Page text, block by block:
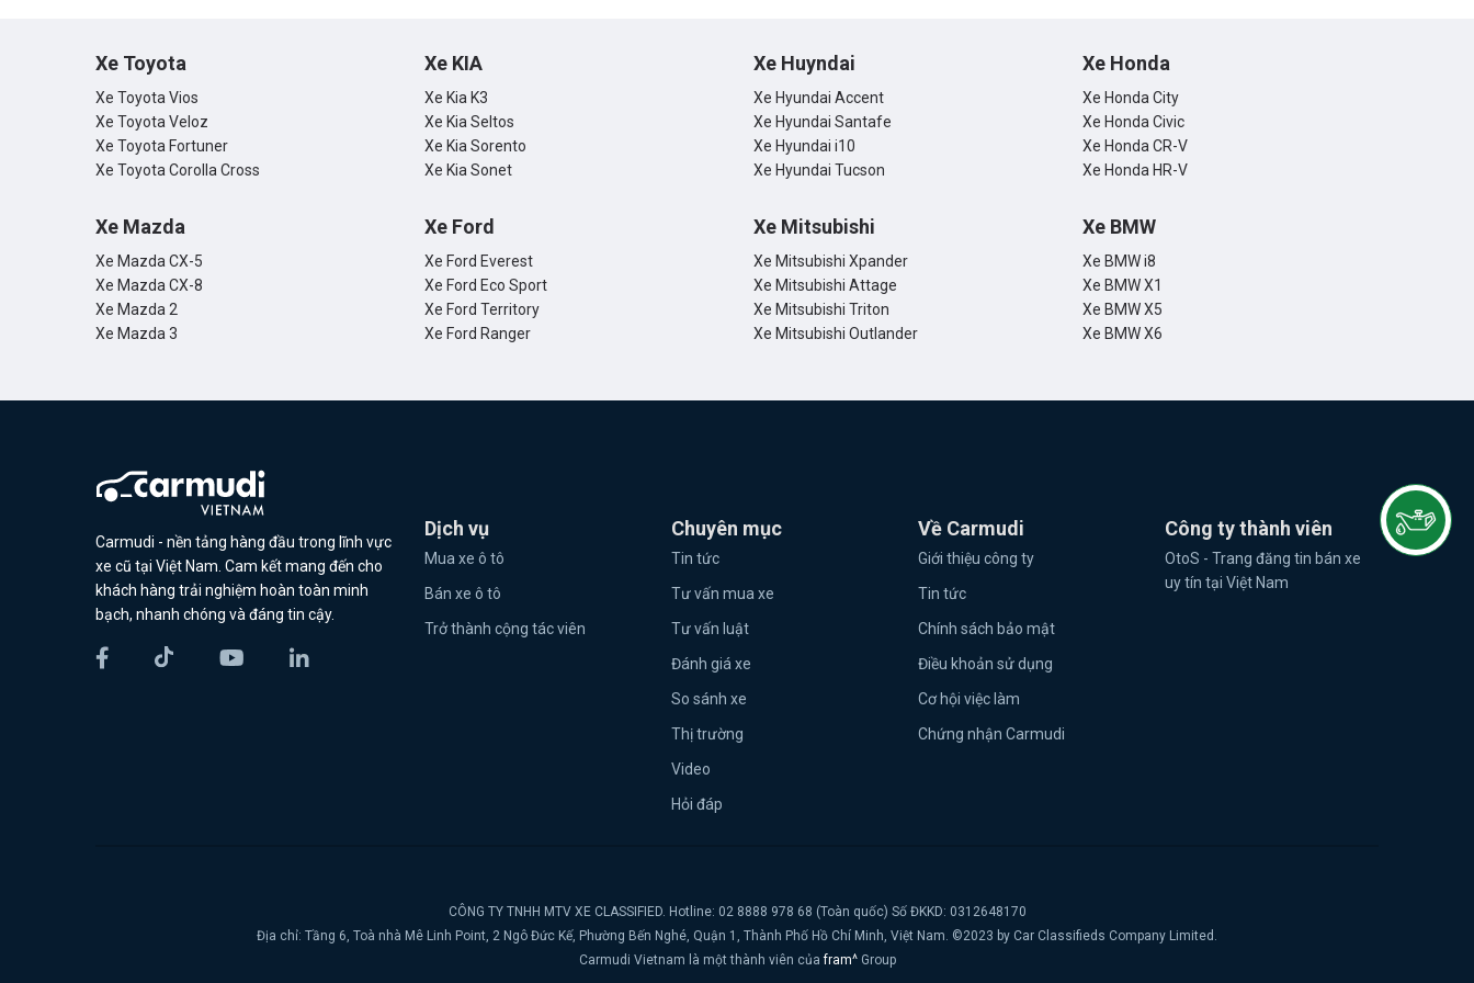
Xe Toyota
Xe Toyota Vios
Xe Toyota Veloz
Xe Toyota Fortuner
Xe Toyota Corolla Cross
Xe KIA
Xe Kia K3
Xe Kia Seltos
Xe Kia Sorento
Xe Kia Sonet
Xe Huyndai
Xe Hyundai Accent
Xe Hyundai Santafe
Xe Hyundai i10
Xe Hyundai Tucson
Xe Honda
Xe Honda City
Xe Honda Civic
Xe Honda CR-V
Xe Honda HR-V
Xe Mazda
Xe Mazda CX-5
Xe Mazda CX-8
Xe Mazda 2
Xe Mazda 3
Xe Ford
Xe Ford Everest
Xe Ford Eco Sport
Xe Ford Territory
Xe Ford Ranger
Xe Mitsubishi
Xe Mitsubishi Xpander
Xe Mitsubishi Attage
Xe Mitsubishi Triton
Xe Mitsubishi Outlander
Xe BMW
Xe BMW i8
Xe BMW X1
Xe BMW X5
Xe BMW X6
Carmudi - nền tảng hàng đầu trong lĩnh vực
xe cũ tại Việt Nam. Cam kết mang đến cho
khách hàng trải nghiệm hoàn toàn minh
bạch, nhanh chóng và đáng tin cậy.
Dịch vụ
Mua xe ô tô
Bán xe ô tô
Trở thành cộng tác viên
Chuyên mục
Tin tức
Tư vấn mua xe
Tư vấn luật
Đánh giá xe
So sánh xe
Thị trường
Video
Hỏi đáp
Về Carmudi
Giới thiệu công ty
Tin tức
Chính sách bảo mật
Điều khoản sử dụng
Cơ hội việc làm
Chứng nhận Carmudi
Công ty thành viên
OtoS - Trang đăng tin bán xe
uy tín tại Việt Nam
CÔNG TY TNHH MTV XE CLASSIFIED. Hotline: 02 8888 978 68 (Toàn quốc) Số ĐKKD: 0312648170
Địa chỉ: Tầng 6, Toà nhà Mê Linh Point, 2 Ngô Đức Kế, Phường Bến Nghé, Quận 1, Thành Phố Hồ Chí Minh, Việt Nam. ©2023 by Car Classifieds Company Limited.
Carmudi Vietnam là một thành viên củafram^ Group